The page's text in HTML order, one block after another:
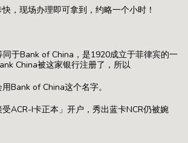
，现场办理即可拿到，约略一个小时！
于Bank of China，是1920成立于菲律宾的一
China被这家银行注册了，所以
Bank of China这个名字。
ACR-I卡正本」开户，秀出蓝卡NCR仍被婉